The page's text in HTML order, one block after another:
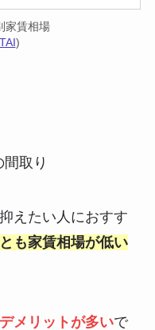
家賃相場
)
えたい人におすす
も家賃相場が低い
デメリットが多いで